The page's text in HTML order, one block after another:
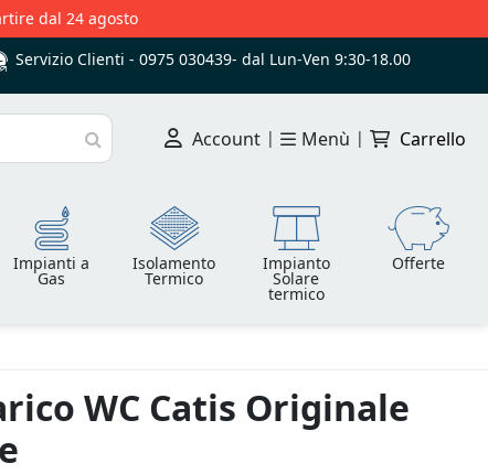
dal 24 agosto
Servizio Clienti - 0975 030439- dal Lun-Ven 9:30-18.00
Cerca
Account | Menù | Carrello
Impianti a
Gas
Isolamento
Termico
Impianto
Solare
termico
Offerte
WC Catis Originale